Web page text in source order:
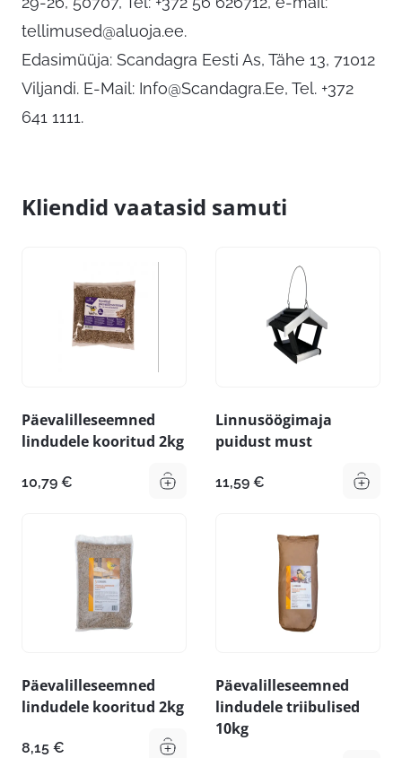
tellimused@aluoja.ee.
Edasimüüja: Scandagra Eesti As, Tähe 13, 71012
Viljandi. E-Mail: Info@Scandagra.Ee, Tel. +372
641 1111.
Kliendid vaatasid samuti
Päevalilleseemned
lindudele kooritud 2kg
10,79 €
Linnusöögimaja
puidust must
11,59 €
Päevalilleseemned
lindudele kooritud 2kg
8,15 €
Päevalilleseemned
lindudele triibulised
10kg